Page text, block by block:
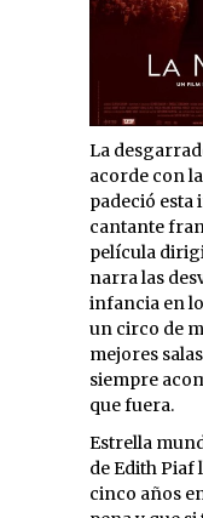
La
acorde con
padeció esta
cantante
película
narra las
infancia en
un circo de
mejores
siempre
que fuera.
Estrella
de Edith Piaf
cinco años